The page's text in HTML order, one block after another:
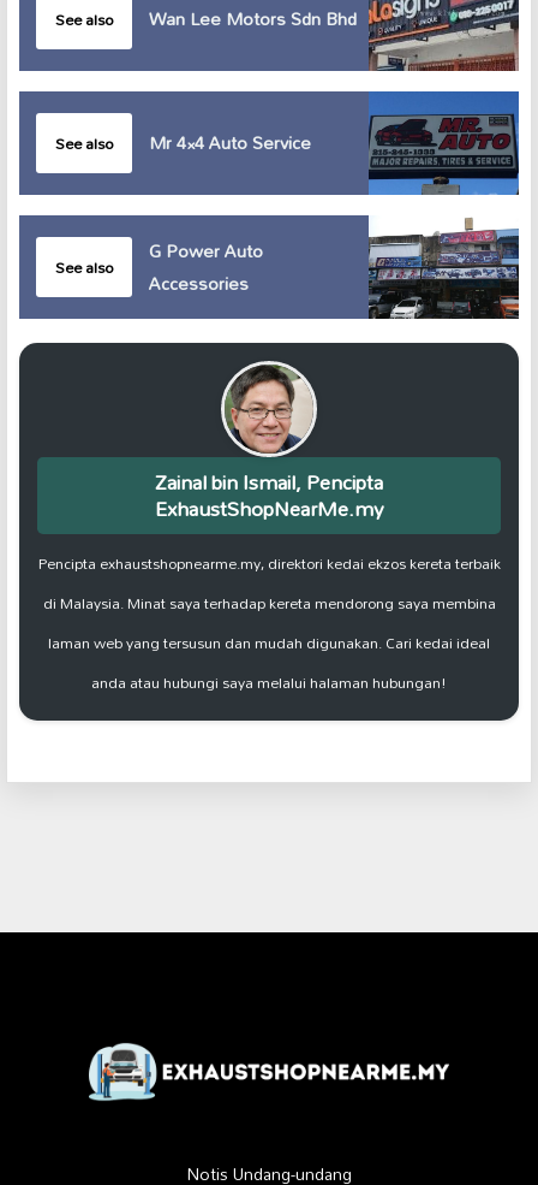
See also Wan Lee Motors Sdn Bhd
See also Mr 4×4 Auto Service
See also
G Power Auto
Accessories
Zainal bin Ismail, Pencipta
ExhaustShopNearMe.my
Pencipta exhaustshopnearme.my, direktori kedai ekzos kereta terbaik
di Malaysia. Minat saya terhadap kereta mendorong saya membina
laman web yang tersusun dan mudah digunakan. Cari kedai ideal
anda atau hubungi saya melalui halaman hubungan!
Notis Undang-undang